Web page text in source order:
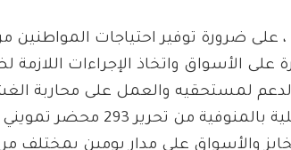
، على ضرورة توفير احتياجات
على الأسواق واتخاذ الإجراءات
لمستحقيه والعمل على محاربة
أشكاله.تمكنت مديرية التموين والتجارة
والأسواق على مدار يومين بمختلف